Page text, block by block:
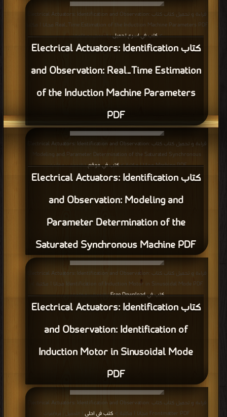
كتاب Electric Vehicle Technology
Explained: Electric Machines and their
مرة/مرات
كتاب Electric Vehicle Technology
Explained: Hydrogen as a Fuel – Its
Production and Storage PDF
قراءة و تحميل كتاب كتاب Electric Vehicle Technology Explained: Hydrogen as
a Fuel – Its Production and Storage PDF مجانا | مكتبة >
: مرة/مرات
قراءة و تحميل كتاب كتاب Electric Vehicle Technology Explained: Fuel Cells
PDF مجانا | مكتبة >
كتب في موقع| التحميل : مرة/مرات
قراءة و تحميل كتاب كتاب Electric Vehicle Technology Explained: Electricity
كتب في تحميل